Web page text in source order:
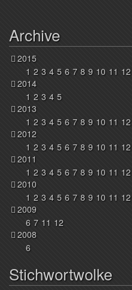
Archive
2015
1 2 3 4 5 6 7 8 9 10 11 12
2014
1 2 3 4 5
2013
1 2 3 4 5 6 7 8 9 10 11 12
2012
1 2 3 4 5 6 7 8 9 10 11 12
2011
1 2 3 4 5 6 7 8 9 10 11 12
2010
1 2 3 4 5 6 7 8 9 10 11 12
2009
6 7 11 12
2008
6
Stichwortwolke